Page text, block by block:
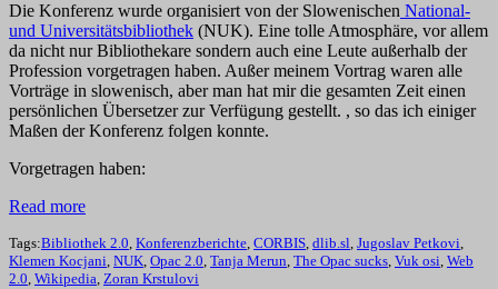
Die Konferenz wurde organisiert von der Slowenischen National-
und Universitätsbibliothek (NUK). Eine tolle Atmosphäre, vor allem
da nicht nur Bibliothekare sondern auch eine Leute außerhalb der
Profession vorgetragen haben. Außer meinem Vortrag waren alle
Vorträge in slowenisch, aber man hat mir die gesamten Zeit einen
persönlichen Übersetzer zur Verfügung gestellt. , so das ich einiger
Maßen der Konferenz folgen konnte.
Vorgetragen haben:
Read more
Tags:Bibliothek 2.0, Konferenzberichte, CORBIS, dlib.sl, Jugoslav Petkovi,
Klemen Kocjani, NUK, Opac 2.0, Tanja Merun, The Opac sucks, Vuk osi, Web
2.0, Wikipedia, Zoran Krstulovi